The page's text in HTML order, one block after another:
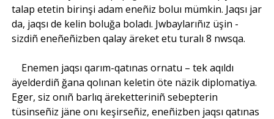
talap etetin birinşi adam eneñiz boluı mümkin. Jaqsı jar
da, jaqsı de kelin boluğa boladı. Jwbaylarıñız üşin -
sizdiñ eneñeñizben qalay äreket etu turalı 8 nwsqa.
Enemen jaqsı qarım-qatınas ornatu – tek aqıldı
äyelderdiñ ğana qolınan keletin öte näzik diplomatiya.
Eger, siz onıñ barlıq äreketteriniñ sebepterin
tüsinseñiz jäne onı keşirseñiz, eneñizben jaqsı qatınas